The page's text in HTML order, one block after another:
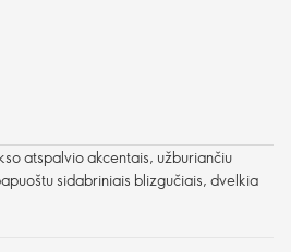
atspalvio akcentais, užburiančiu
sidabriniais blizgučiais, dvelkia